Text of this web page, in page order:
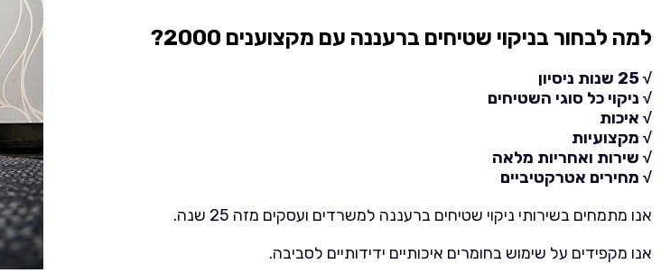
למה לבחור בניקוי שטיחים ברעננה עם מקצוענים 2000?
√ 25 שנות ניסיון
√ ניקוי כל סוגי השטיחים
√ איכות
√ מקצועיות
√ שירות ואחריות מלאה
√ מחירים אטרקטיביים
אנו מתמחים בשירותי ניקוי שטיחים ברעננה למשרדים ועסקים מזה 25 שנה.
אנו מקפידים על שימוש בחומרים איכותיים ידידותיים לסביבה.